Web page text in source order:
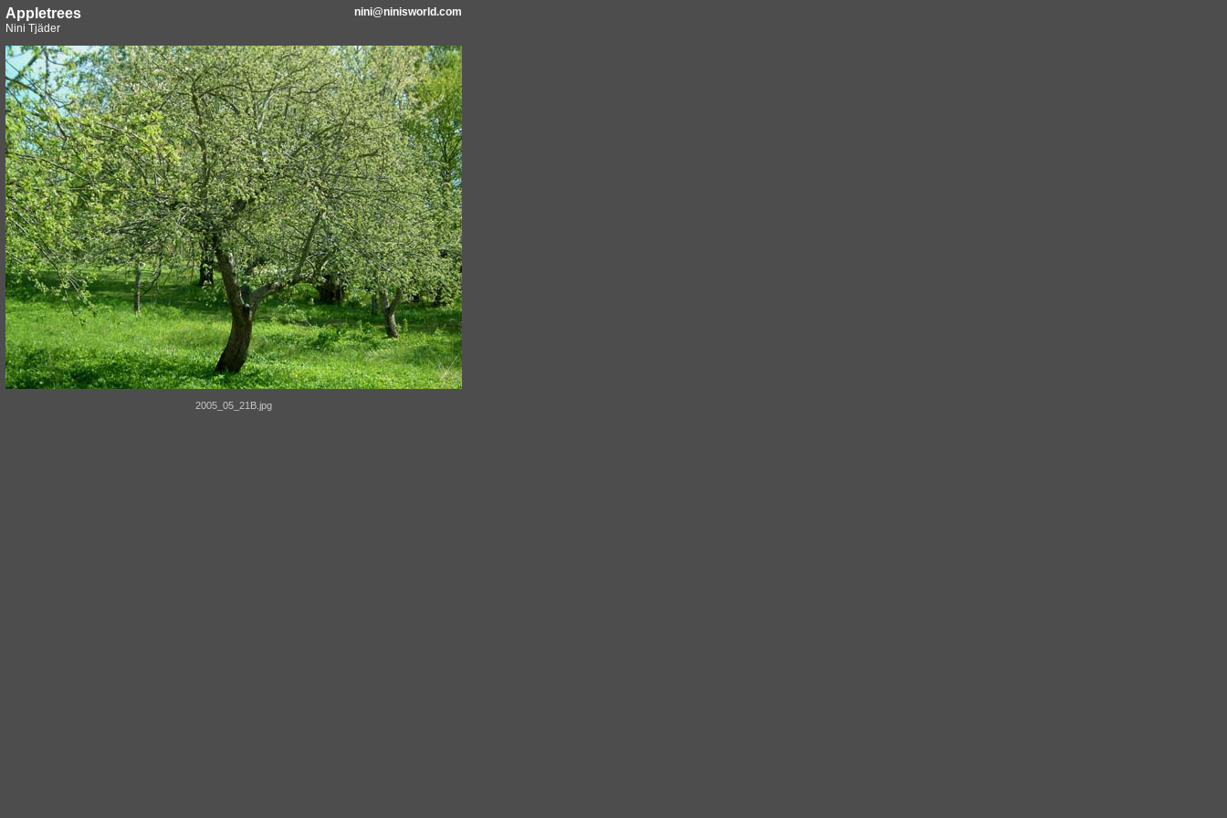
Appletrees
Nini Tjäder
nini@ninisworld.com
2005_05_21B.jpg